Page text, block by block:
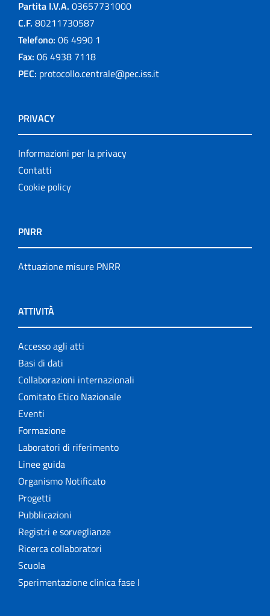
Partita I.V.A. 03657731000
C.F. 80211730587
Telefono: 06 4990 1
Fax: 06 4938 7118
PEC: protocollo.centrale@pec.iss.it
PRIVACY
Informazioni per la privacy
Contatti
Cookie policy
PNRR
Attuazione misure PNRR
ATTIVITÀ
Accesso agli atti
Basi di dati
Collaborazioni internazionali
Comitato Etico Nazionale
Eventi
Formazione
Laboratori di riferimento
Linee guida
Organismo Notificato
Progetti
Pubblicazioni
Registri e sorveglianze
Ricerca collaboratori
Scuola
Sperimentazione clinica fase I